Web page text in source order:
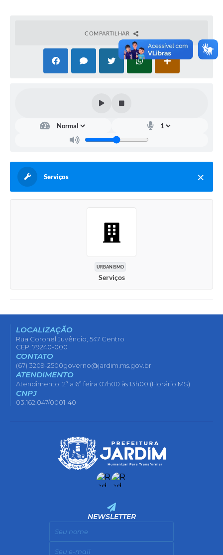
COMPARTILHAR
Serviços
URBANISMO
Serviços
LOCALIZAÇÃO
Rua Coronel Juvêncio, 547 Centro
CEP: 79240-000
CONTATO
(67) 3209-2500governo@jardim.ms.gov.br
ATENDIMENTO
Atendimento: 2ª a 6ª feira 07h00 às 13h00 (Horário MS)
CNPJ
03.162.047/0001-40
NEWSLETTER